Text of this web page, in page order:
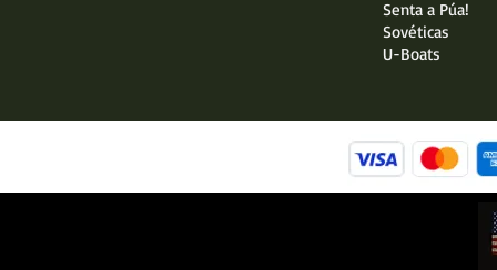
Senta a Púa!
Sovéticas
U-Boats